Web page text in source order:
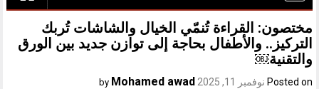
مختصون: القراءة تُنمّي الخيال والشاشات تُربك
التركيز.. والأطفال بحاجة إلى توازن جديد بين الورق
والتقنية￼
Posted on نوفمبر 11, 2025 Mohamed awad